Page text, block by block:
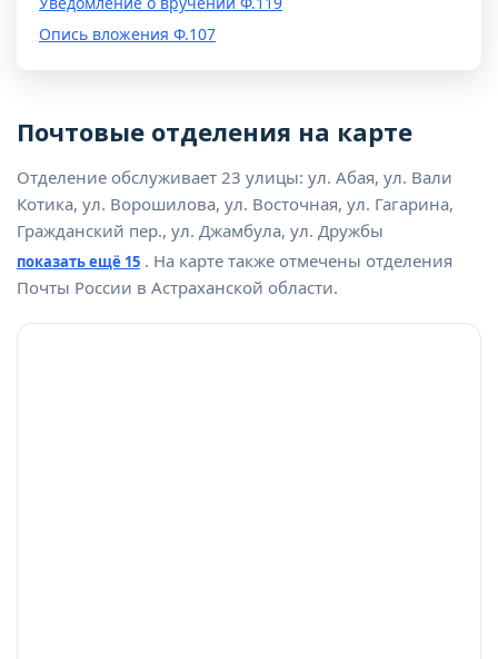
Опись вложения Ф.107
Почтовые отделения на карте
Отделение обслуживает 23 улицы: ул. Абая, ул. Вали
Котика, ул. Ворошилова, ул. Восточная, ул. Гагарина,
Гражданский пер., ул. Джамбула, ул. Дружбы
показать ещё 15 . На карте также отмечены отделения
Почты России в Астраханской области.